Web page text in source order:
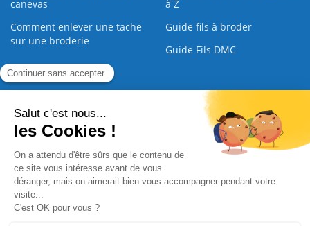
canevas
à Z
Comment enlever une tache
sur une broderie
Guide fils à broder
Guide Fils DMC
Guide de la Broderie
Commande Papier Qui sommes nous Nous contacter |
Paiement sécurisé